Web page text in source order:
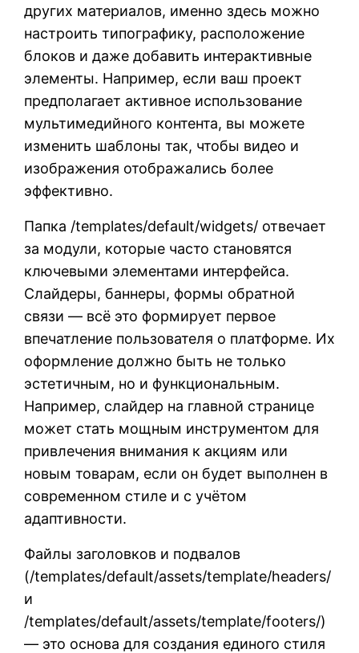
других материалов, именно здесь можно
настроить типографику, расположение
блоков и даже добавить интерактивные
элементы. Например, если ваш проект
предполагает активное использование
мультимедийного контента, вы можете
изменить шаблоны так, чтобы видео и
изображения отображались более
эффективно.
Папка /templates/default/widgets/ отвечает
за модули, которые часто становятся
ключевыми элементами интерфейса.
Слайдеры, баннеры, формы обратной
связи — всё это формирует первое
впечатление пользователя о платформе. Их
оформление должно быть не только
эстетичным, но и функциональным.
Например, слайдер на главной странице
может стать мощным инструментом для
привлечения внимания к акциям или
новым товарам, если он будет выполнен в
современном стиле и с учётом
адаптивности.
Файлы заголовков и подвалов
(/templates/default/assets/template/headers/
и
/templates/default/assets/template/footers/)
— это основа для создания единого стиля